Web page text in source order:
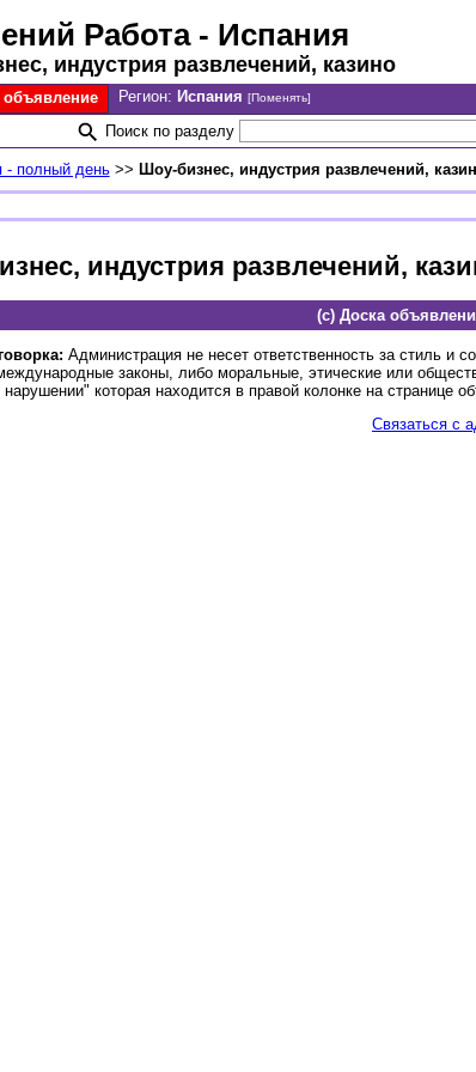
Работа- Испания
индустрия развлечений, казино
объявление Регион: Испания [Поменять]
Поиск по разделу
- полный день>> Шоу-бизнес, индустрия развлечений,
индустрия развлечений,
(c) Доска
Администрация не несет ответственность за стиль
законы, либо моральные, этические или
которая находится в правой колонке на странице
Связаться с